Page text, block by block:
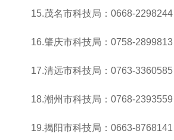
15.茂名市科技局：0668-2298244
16.肇庆市科技局：0758-2899813
17.清远市科技局：0763-3360585
18.潮州市科技局：0768-2393559
19.揭阳市科技局：0663-8768141